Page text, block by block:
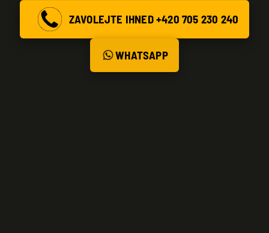
ZAVOLEJTE IHNED +420 705 230 240
WHATSAPP